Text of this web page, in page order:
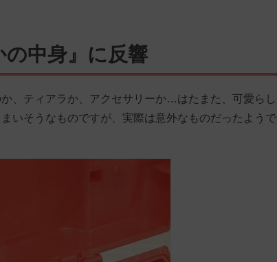
中身』に反響
、ティアラか、アクセサリーか…はたまた、可愛らし
いそうなものですが、実際は意外なものだったようで